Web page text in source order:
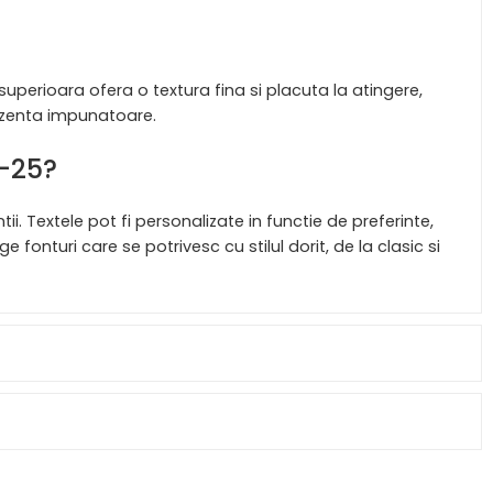
ofera o textura fina si placuta la atingere,
impunatoare.
Textele pot fi personalizate in functie de preferinte,
fonturi care se potrivesc cu stilul dorit, de la clasic si